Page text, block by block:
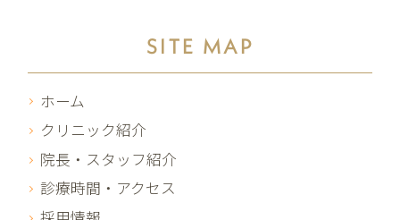
SITE MAP
ホーム
クリニック紹介
院長・スタッフ紹介
診療時間・アクセス